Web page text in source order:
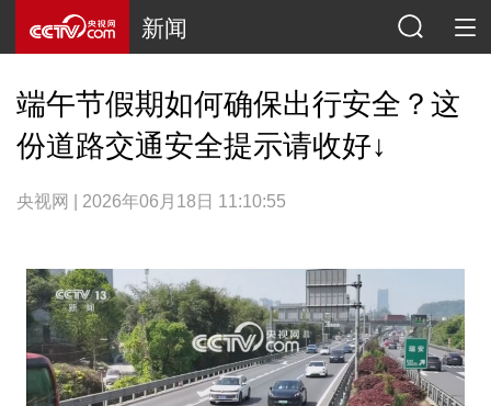
新闻
端午节假期如何确保出行安全？这
份道路交通安全提示请收好↓
央视网 | 2026年06月18日 11:10:55